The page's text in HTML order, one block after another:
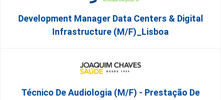
Development Manager Data Centers & Digital
Infrastructure (m/f)_Lisboa
Técnico De Audiologia (M/F) - Prestação De